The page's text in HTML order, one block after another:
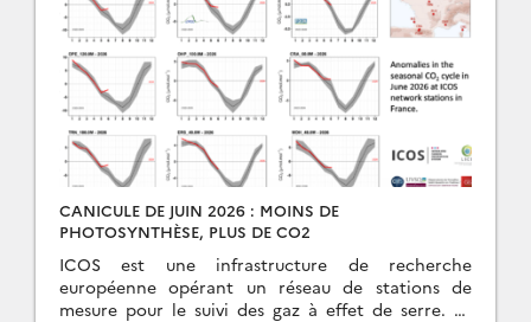
CANICULE DE JUIN 2026 : MOINS DE
PHOTOSYNTHÈSE, PLUS DE CO2
ICOS est une infrastructure de recherche
européenne opérant un réseau de stations de
mesure pour le suivi des gaz à effet de serre. Le